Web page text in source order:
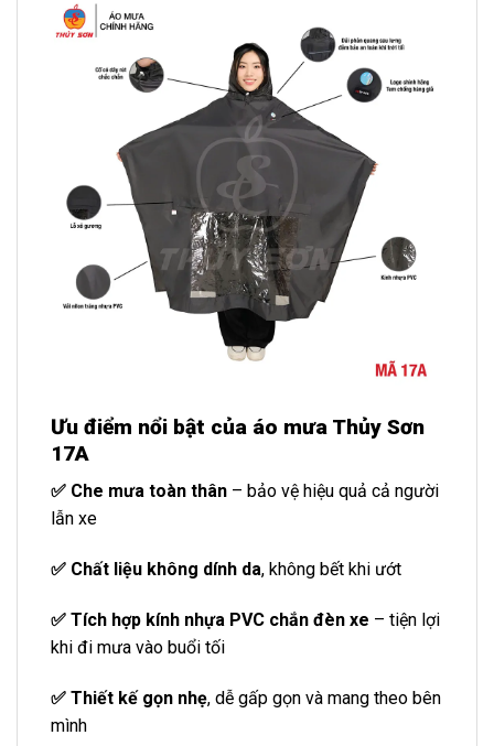
Ưu điểm nổi bật của áo mưa Thủy Sơn
17A
✅ Che mưa toàn thân – bảo vệ hiệu quả cả người
lẫn xe
✅ Chất liệu không dính da, không bết khi ướt
✅ Tích hợp kính nhựa PVC chắn đèn xe – tiện lợi
khi đi mưa vào buổi tối
✅ Thiết kế gọn nhẹ, dễ gấp gọn và mang theo bên
mình